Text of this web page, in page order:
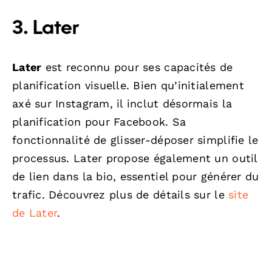
3. Later
Later est reconnu pour ses capacités de
planification visuelle. Bien qu’initialement
axé sur Instagram, il inclut désormais la
planification pour Facebook. Sa
fonctionnalité de glisser-déposer simplifie le
processus. Later propose également un outil
de lien dans la bio, essentiel pour générer du
trafic. Découvrez plus de détails sur le site
de Later.